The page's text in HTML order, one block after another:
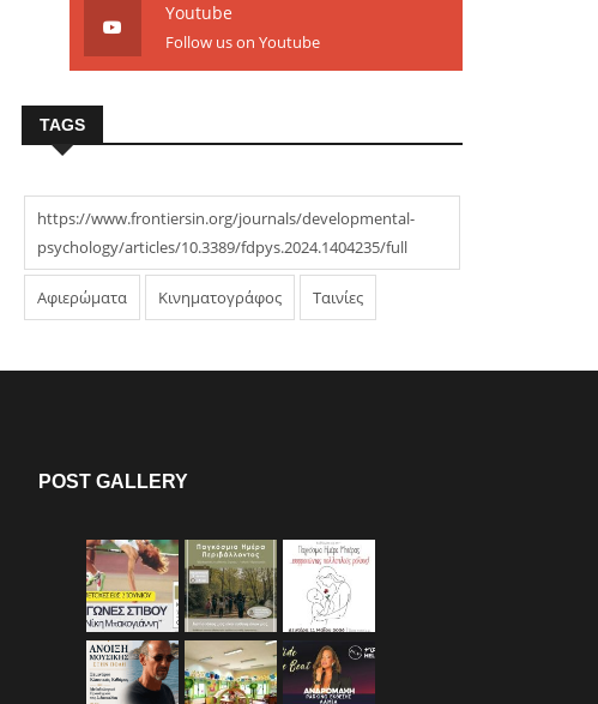
Youtube
Follow us on Youtube
TAGS
https://www.frontiersin.org/journals/developmental-
psychology/articles/10.3389/fdpys.2024.1404235/full
Αφιερώματα Κινηματογράφος Ταινίες
POST GALLERY